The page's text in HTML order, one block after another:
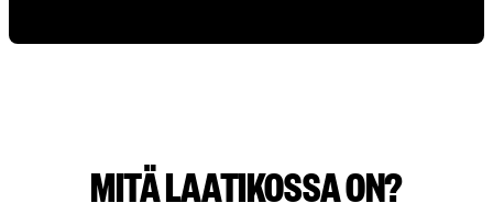
MITÄ LAATIKOSSA ON?